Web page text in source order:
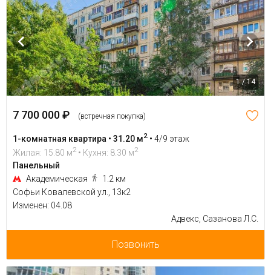
1 / 14
7 700 000 ₽ (встречная покупка)
1-комнатная квартира • 31.20 м2 • 4/9 этаж
Жилая: 15.80 м2 • Кухня: 8.30 м2
Панельный
Академическая
1.2 км
Софьи Ковалевской ул., 13к2
Изменен: 04.08
Адвекс, Сазанова Л.С.
Позвонить